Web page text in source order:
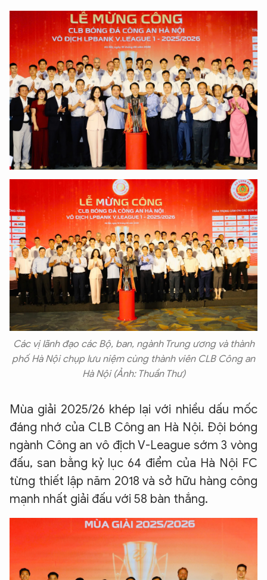
Các vị lãnh đạo các Bộ, ban, ngành Trung ương và thành
phố Hà Nội chụp lưu niệm cùng thành viên CLB Công an
Hà Nội (Ảnh: Thuần Thư)
Mùa giải 2025/26 khép lại với nhiều dấu mốc
đáng nhớ của CLB Công an Hà Nội. Đội bóng
ngành Công an vô địch V-League sớm 3 vòng
đấu, san bằng kỷ lục 64 điểm của Hà Nội FC
từng thiết lập năm 2018 và sở hữu hàng công
mạnh nhất giải đấu với 58 bàn thắng.